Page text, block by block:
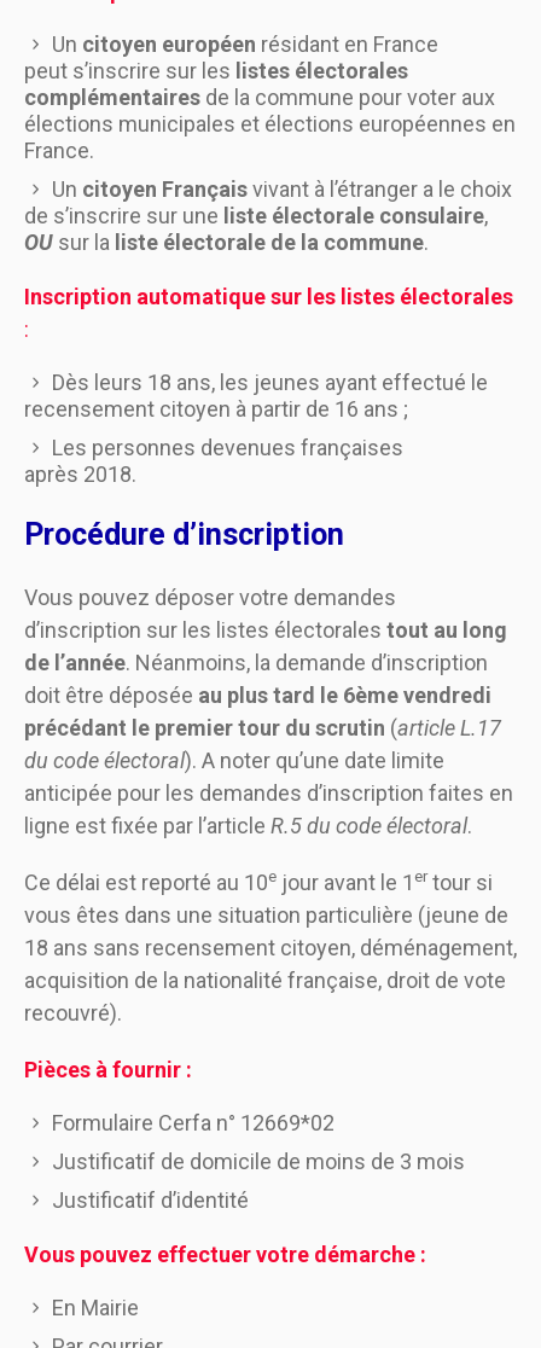
Un citoyen européen résidant en France
peut s’inscrire sur les listes électorales
complémentaires de la commune pour voter aux
élections municipales et élections européennes en
France.
Un citoyen Françaisvivant à l’étranger a le choix
de s’inscrire sur une liste électorale consulaire,
OU sur la liste électorale de la commune.
Inscription automatique sur les listes électorales
:
Dès leurs 18 ans, les jeunes ayant effectué le
recensement citoyen à partir de 16 ans ;
Les personnes devenues françaises
après 2018.
Procédure d’inscription
Vous pouvez déposer votre demandes
d’inscription sur les listes électorales tout au long
de l’année. Néanmoins, la demande d’inscription
doit être déposée au plus tard le 6ème vendredi
précédant le premier tour du scrutin (article L.17
du code électoral). A noter qu’une date limite
anticipée pour les demandes d’inscription faites en
ligne est fixée par l’article R.5 du code électoral.
Ce délai est reporté au 10e jour avant le 1ertour si
vous êtes dans une situation particulière (jeune de
18 ans sans recensement citoyen, déménagement,
acquisition de la nationalité française, droit de vote
recouvré).
Pièces à fournir :
Formulaire Cerfa n° 12669*02
Justificatif de domicile de moins de 3 mois
Justificatif d’identité
Vous pouvez effectuer votre démarche :
En Mairie